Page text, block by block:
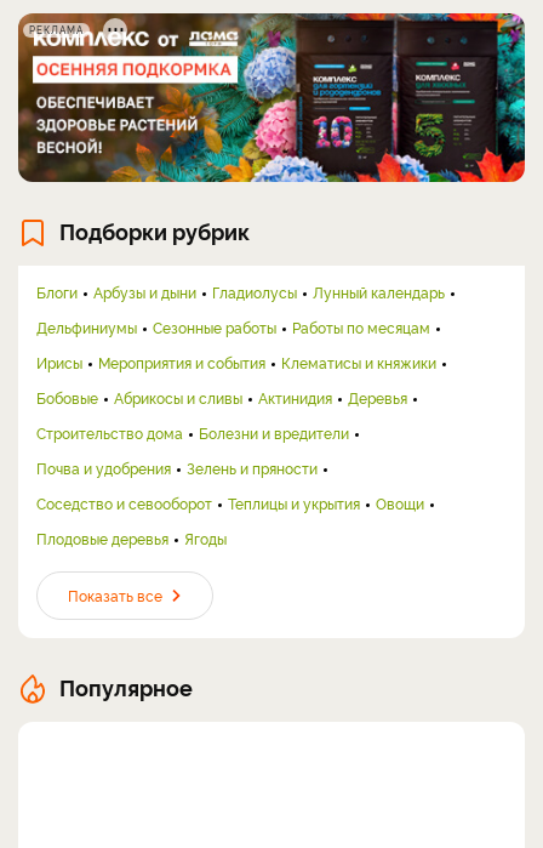
РЕКЛАМА
Подборки рубрик
Блоги Арбузы и дыни Гладиолусы
Лунный календарь
Дельфиниумы
Сезонные работы
Работы по месяцам
Ирисы
Мероприятия и события
Клематисы и княжики
Бобовые
Абрикосы и сливы Актинидия
Деревья
Строительство дома
Болезни и вредители
Почва и удобрения
Зелень и пряности
Соседство и севооборот
Теплицы и укрытия
Овощи
Плодовые деревья
Ягоды
Показать все
Популярное